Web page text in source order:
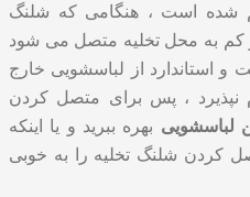
است ، هنگامی که شلنگ
کم به محل تخلیه متصل می شود
از لباسشویی خارج
نپذیرد ، پس برای متصل کردن
لباسشویی بهره ببرید و یا اینکه
کردن شلنگ تخلیه را به خوبی